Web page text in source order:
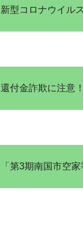
新型コロナウイル
還付金詐欺に注意！
「第3期南国市空